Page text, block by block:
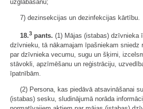
uzglabāšanu;
7) dezinsekcijas un dezinfekcijas kārtību.
18.3 pants. (1) Mājas (istabas) dzīvnieka
dzīvnieku, tā nākamajam īpašniekam sniedz
par dzīvnieka vecumu, sugu un šķirni,
stāvokli, apzīmēšanu un reģistrāciju,
īpatnībām.
(2) Persona, kas piedāvā atsavināšanai
(istabas) sesku, sludinājumā norāda